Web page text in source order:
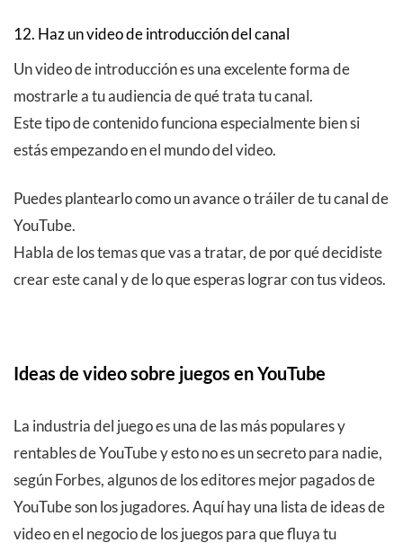
12. Haz un video de introducción del canal
Un video de introducción es una excelente forma de
mostrarle a tu audiencia de qué trata tu canal.
Este tipo de contenido funciona especialmente bien si
estás empezando en el mundo del video.
Puedes plantearlo como un avance o tráiler de tu canal de
YouTube.
Habla de los temas que vas a tratar, de por qué decidiste
crear este canal y de lo que esperas lograr con tus videos.
Ideas de video sobre juegos en YouTube
La industria del juego es una de las más populares y
rentables de YouTube y esto no es un secreto para nadie,
según Forbes, algunos de los editoresmejor pagados de
YouTubeson los jugadores. Aquí hay una lista de ideas de
video en el negocio de los juegos para que fluya tu